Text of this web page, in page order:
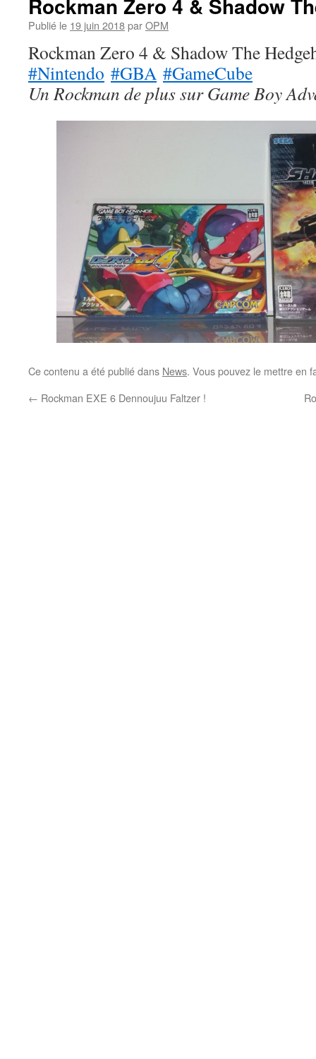
Rockman Zero 4 & Shadow
Publié le 19 juin 2018parOPM
Rockman Zero 4 & Shadow The
#Nintendo #GBA #GameCube
Un Rockman de plus sur Game Boy
Ce contenu a été publié dans News. Vous pouvez le mettre en
← Rockman EXE 6 Dennoujuu Faltzer !